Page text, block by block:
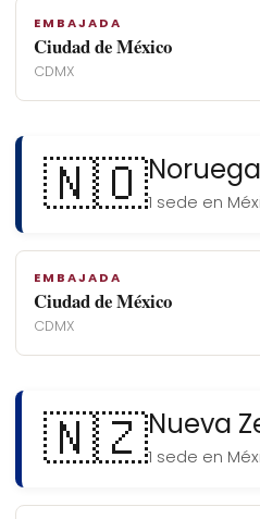
EMBAJADA
Ciudad de México
CDMX
🇳🇴Noruega
1 sede en
EMBAJADA
Ciudad de México
CDMX
🇳🇿Nueva
1 sede en